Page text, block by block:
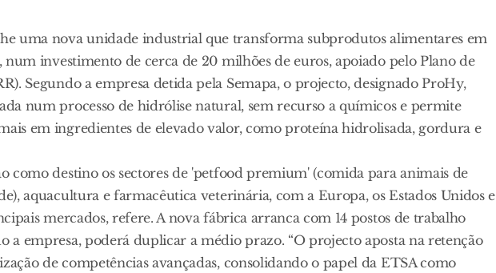
uma nova unidade industrial que transforma subprodutos alimentares em
investimento de cerca de 20 milhões de euros, apoiado pelo Plano de
Segundo a empresa detida pela Semapa, o projecto, designado ProHy,
num processo de hidrólise natural, sem recurso a químicos e permite
em ingredientes de elevado valor, como proteína hidrolisada, gordura e
como destino os sectores de 'petfood premium' (comida para animais de
aquacultura e farmacêutica veterinária, com a Europa, os Estados Unidos e
mercados, refere. A nova fábrica arranca com 14 postos de trabalho
a empresa, poderá duplicar a médio prazo. “O projecto aposta na retenção
de competências avançadas, consolidando o papel da ETSA como